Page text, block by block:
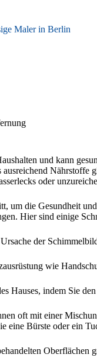
Maler in Berlin
und kann
oder
die Gesundheit
Hier sind einige
der
wie
Hauses, indem Sie
oft mit einer
eine Bürste oder ein